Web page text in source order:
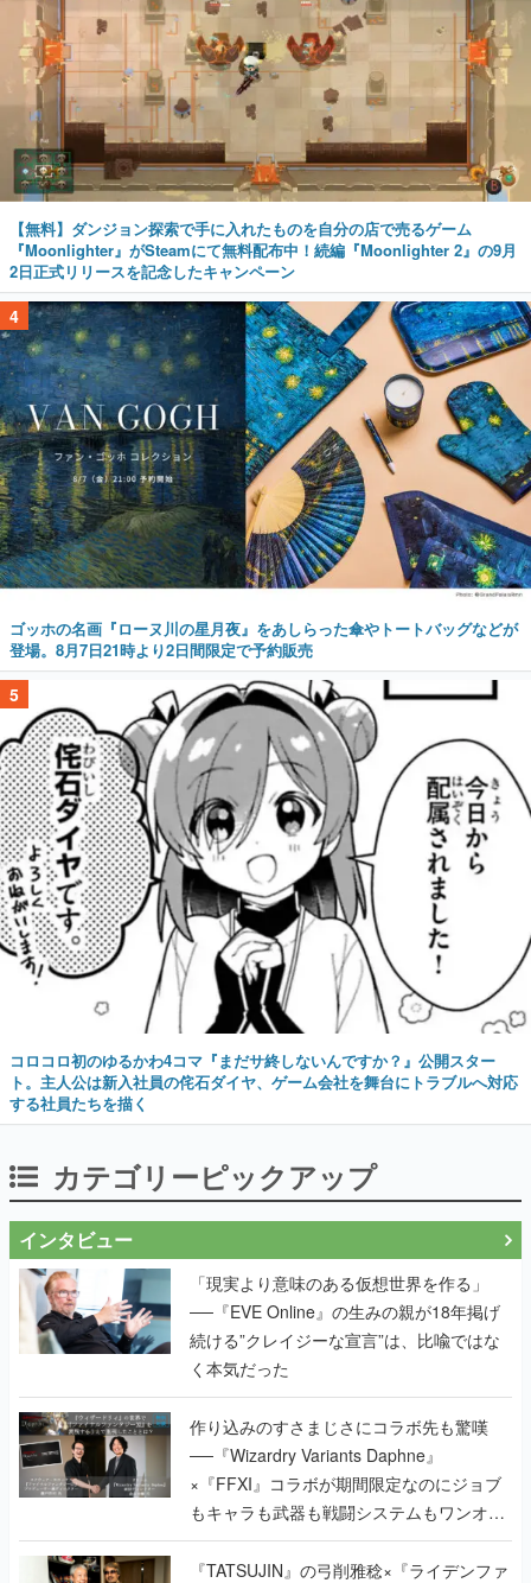
【無料】ダンジョン探索で手に入れたものを自分の店で売るゲーム
『Moonlighter』がSteamにて無料配布中！続編『Moonlighter 2』の9月
2日正式リリースを記念したキャンペーン
4
ゴッホの名画『ローヌ川の星月夜』をあしらった傘やトートバッグなどが
登場。8月7日21時より2日間限定で予約販売
5
コロコロ初のゆるかわ4コマ『まだサ終しないんですか？』公開スター
ト。主人公は新入社員の侘石ダイヤ、ゲーム会社を舞台にトラブルへ対応
する社員たちを描く
カテゴリーピックアップ
インタビュー
「現実より意味のある仮想世界を作る」
──『EVE Online』の生みの親が18年掲げ
続ける”クレイジーな宣言”は、比喩ではな
く本気だった
作り込みのすさまじさにコラボ先も驚嘆
──『Wizardry Variants Daphne』
×『FFXI』コラボが期間限定なのにジョブ
もキャラも武器も戦闘システムもワンオフ
で作り込まれた理由を両ディレクターに聞
く
『TATSUJIN』の弓削雅稔×『ライデンファ